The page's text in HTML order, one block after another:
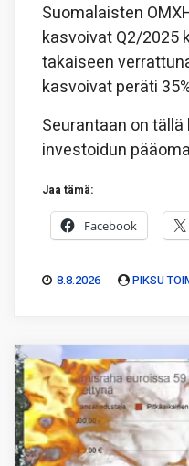
Suomalaisten
kasvoivat Q2/2025
takaiseen
kasvoivat peräti
Seurantaan on
investoidun
Jaa tämä:
Facebook
8.8.2026 PIKSU